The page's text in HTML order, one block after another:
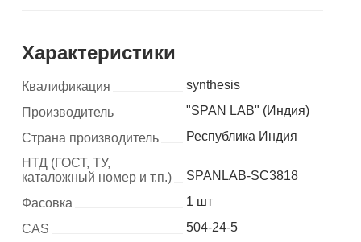
Характеристики
Квалификация
synthesis
Производитель
"SPAN LAB" (Индия)
Страна производитель
Республика Индия
НТД (ГОСТ, ТУ,
каталожный номер и т.п.)
SPANLAB-SC3818
Фасовка
1 шт
CAS
504-24-5